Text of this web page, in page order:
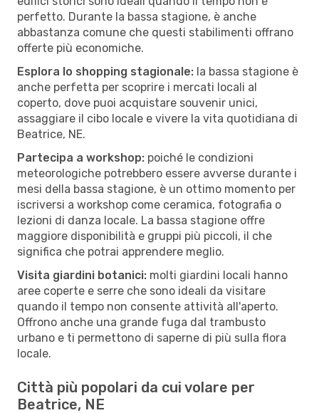
perfetto. Durante la bassa stagione, è anche
abbastanza comune che questi stabilimenti offrano
offerte più economiche.
Esplora lo shopping stagionale: la bassa stagione è
anche perfetta per scoprire i mercati locali al
coperto, dove puoi acquistare souvenir unici,
assaggiare il cibo locale e vivere la vita quotidiana di
Beatrice, NE.
Partecipa a workshop: poiché le condizioni
meteorologiche potrebbero essere avverse durante i
mesi della bassa stagione, è un ottimo momento per
iscriversi a workshop come ceramica, fotografia o
lezioni di danza locale. La bassa stagione offre
maggiore disponibilità e gruppi più piccoli, il che
significa che potrai apprendere meglio.
Visita giardini botanici: molti giardini locali hanno
aree coperte e serre che sono ideali da visitare
quando il tempo non consente attività all'aperto.
Offrono anche una grande fuga dal trambusto
urbano e ti permettono di saperne di più sulla flora
locale.
Città più popolari da cui volare per
Beatrice, NE